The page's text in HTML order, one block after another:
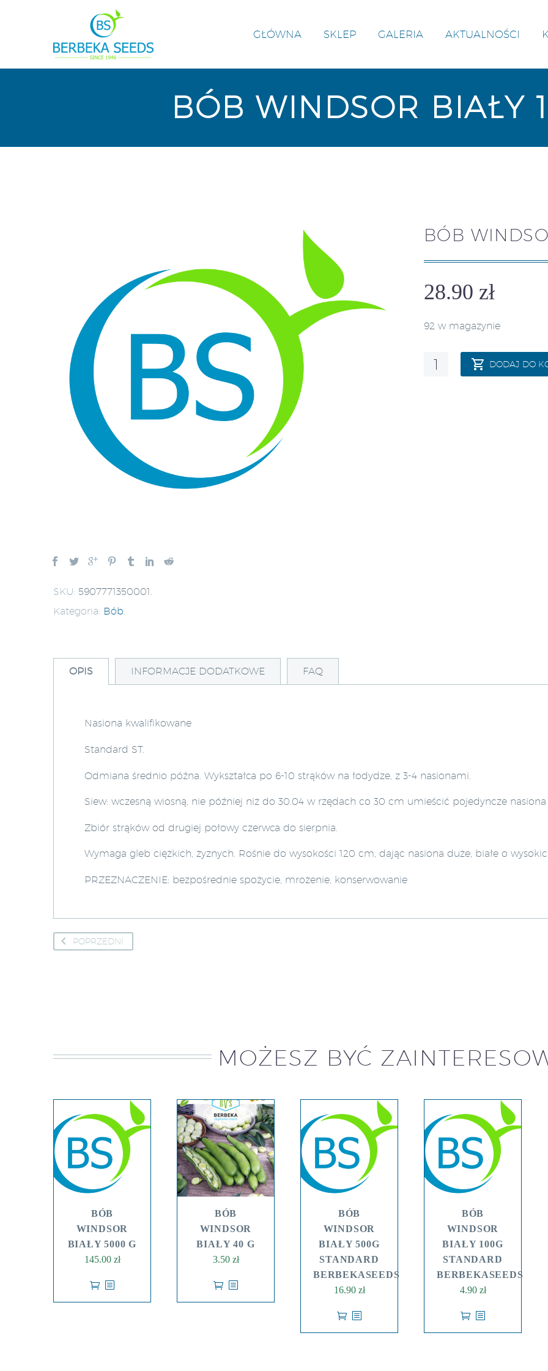
GŁÓWNA SKLEP GALERIA AKTUALNOŚCI
BÓB WINDSOR BIAŁY
SKU: 5907771350001
Kategoria: Bób
BÓB
28.90 zł
92 w magazynie
ilość
DODAJ DO
OPIS INFORMACJE DODATKOWE FAQ
Nasiona kwalifikowane
Standard ST.
Odmiana średnio późna. Wykształca po 6-10 strąków na łodydze, z 3-4 nasionami.
Siew: wczesną wiosną, nie później niż do 30.04 w rzędach co 30 cm umieścić pojedyncze
Zbiór strąków od drugiej połowy czerwca do sierpnia.
Wymaga gleb ciężkich, żyznych. Rośnie do wysokości 120 cm, dając nasiona duże, białe o
PRZEZNACZENIE: bezpośrednie spożycie, mrożenie, konserwowanie
POPRZEDNI
MOŻESZ BYĆ
BÓB
WINDSOR
BIAŁY 5000 G
145.00 zł
BÓB
WINDSOR
BIAŁY 40 G
3.50 zł
BÓB
WINDSOR
BIAŁY 500G
STANDARD
BERBEKASEEDS
16.90 zł
BÓB
WINDSOR
BIAŁY 100G
STANDARD
BERBEKASEEDS
4.90 zł